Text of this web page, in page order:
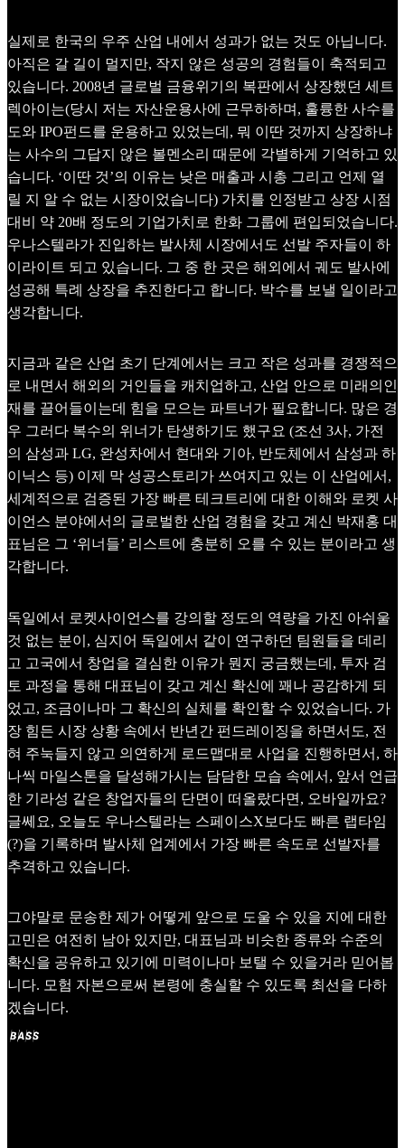
실제로 한국의 우주 산업 내에서 성과가 없는 것도 아닙니다.
아직은 갈 길이 멀지만, 작지 않은 성공의 경험들이 축적되고
있습니다. 2008년 글로벌 금융위기의 복판에서 상장했던 세트
렉아이는(당시 저는 자산운용사에 근무하하며, 훌륭한 사수를
도와 IPO펀드를 운용하고 있었는데, 뭐 이딴 것까지 상장하냐
는 사수의 그답지 않은 볼멘소리 때문에 각별하게 기억하고 있
습니다. ‘이딴 것’의 이유는 낮은 매출과 시총 그리고 언제 열
릴 지 알 수 없는 시장이었습니다) 가치를 인정받고 상장 시점
대비 약 20배 정도의 기업가치로 한화 그룹에 편입되었습니다.
우나스텔라가 진입하는 발사체 시장에서도 선발 주자들이 하
이라이트 되고 있습니다. 그 중 한 곳은 해외에서 궤도 발사에
성공해 특례 상장을 추진한다고 합니다. 박수를 보낼 일이라고
생각합니다.
지금과 같은 산업 초기 단계에서는 크고 작은 성과를 경쟁적으
로 내면서 해외의 거인들을 캐치업하고, 산업 안으로 미래의인
재를 끌어들이는데 힘을 모으는 파트너가 필요합니다. 많은 경
우 그러다 복수의 위너가 탄생하기도 했구요 (조선 3사, 가전
의 삼성과 LG, 완성차에서 현대와 기아, 반도체에서 삼성과 하
이닉스 등) 이제 막 성공스토리가 쓰여지고 있는 이 산업에서,
세계적으로 검증된 가장 빠른 테크트리에 대한 이해와 로켓 사
이언스 분야에서의 글로벌한 산업 경험을 갖고 계신 박재홍 대
표님은 그 ‘위너들’ 리스트에 충분히 오를 수 있는 분이라고 생
각합니다.
독일에서 로켓사이언스를 강의할 정도의 역량을 가진 아쉬울
것 없는 분이, 심지어 독일에서 같이 연구하던 팀원들을 데리
고 고국에서 창업을 결심한 이유가 뭔지 궁금했는데, 투자 검
토 과정을 통해 대표님이 갖고 계신 확신에 꽤나 공감하게 되
었고, 조금이나마 그 확신의 실체를 확인할 수 있었습니다. 가
장 힘든 시장 상황 속에서 반년간 펀드레이징을 하면서도, 전
혀 주눅들지 않고 의연하게 로드맵대로 사업을 진행하면서, 하
나씩 마일스톤을 달성해가시는 담담한 모습 속에서, 앞서 언급
한 기라성 같은 창업자들의 단면이 떠올랐다면, 오바일까요?
글쎄요, 오늘도 우나스텔라는 스페이스X보다도 빠른 랩타임
(?)을 기록하며 발사체 업계에서 가장 빠른 속도로 선발자를
추격하고 있습니다.
그야말로 문송한 제가 어떻게 앞으로 도울 수 있을 지에 대한
고민은 여전히 남아 있지만, 대표님과 비슷한 종류와 수준의
확신을 공유하고 있기에 미력이나마 보탤 수 있을거라 믿어봅
니다. 모험 자본으로써 본령에 충실할 수 있도록 최선을 다하
겠습니다.